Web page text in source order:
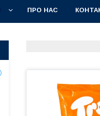
ПРО НАС